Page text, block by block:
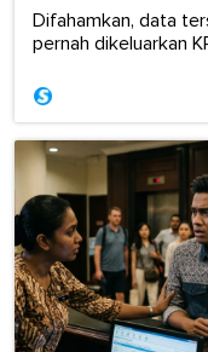
Difahamkan, data
pernah dikeluarkan